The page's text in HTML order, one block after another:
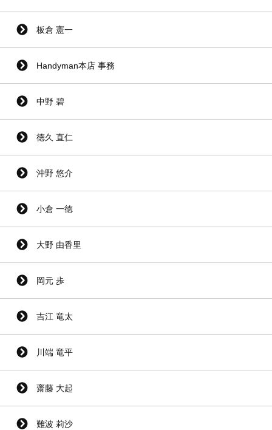
板倉 憲一
Handyman本店 事務
中野 碧
徳久 直仁
沖野 悠介
小倉 一徳
大野 由香里
岡元 歩
吉江 竜太
川端 竜平
齋藤 大起
難波 莉沙